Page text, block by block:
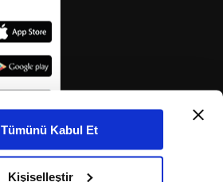
Tümünü Kabul Et
Kişiselleştir